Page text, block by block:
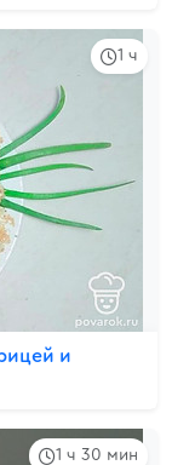
1 ч
и
1 ч 30 мин